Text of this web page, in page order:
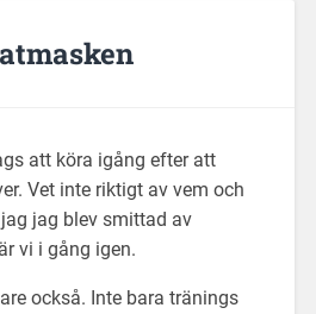
att köra igång efter att
Vet inte riktigt av vem och
jag blev smittad av
vi i gång igen.
också. Inte bara tränings